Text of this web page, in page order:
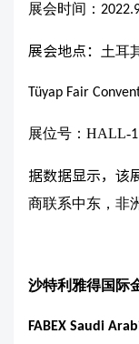
展会时间：
展会地点： 土耳
Tüyap Fair
展位号：HALL-
据数据显示，该
商联系中东，非
沙特利雅得国际
FABEX Saudi